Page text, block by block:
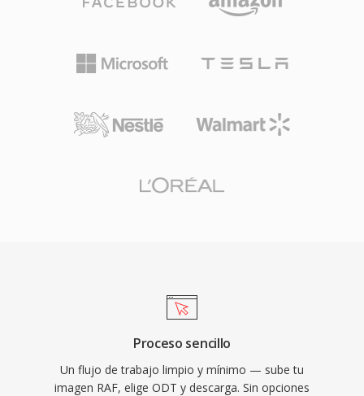
Proceso sencillo
Un flujo de trabajo limpio y mínimo — sube tu
imagen RAF, elige ODT y descarga. Sin opciones